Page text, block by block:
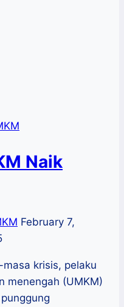
Naik
February 7,
krisis, pelaku
menengah (UMKM)